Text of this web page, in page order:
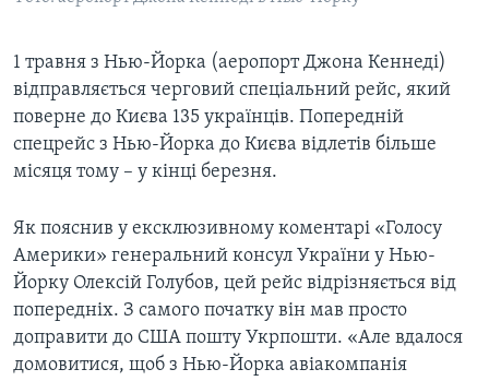
ПРАЙМ-ТАЙМ
ПОГЛЯД З ВАШИНГТОНА
Мови
1 травня з Нью-Йорка (аеропорт Джона Кеннеді)
відправляється черговий спеціальний рейс, який
поверне до Києва 135 українців. Попередній
спецрейс з Нью-Йорка до Києва відлетів більше
місяця тому – у кінці березня.
Як пояснив у ексклюзивному коментарі «Голосу
Америки» генеральний консул України у Нью-
Йорку Олексій Голубов, цей рейс відрізняється від
попередніх. З самого початку він мав просто
доправити до США пошту Укрпошти. «Але вдалося
домовитися, щоб з Нью-Йорка авіакомпанія